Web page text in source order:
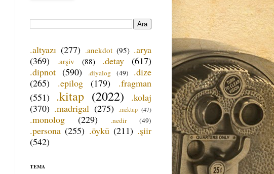
.altyazı (277) .anekdot (95) .arya
(369)
.arşiv (88) .detay
(617)
.dipnot (590) .diyalog (49)
.dize
(265)
.epilog (179)
.fragman
(551) .kitap (2022)
.kolaj
(370) .madrigal (275) .mektup (47)
.monolog (229) .nedir (49)
.persona (255) .öykü (211) .şiir
(542)
TEMA